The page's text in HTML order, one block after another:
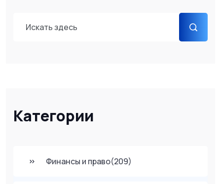
Категории
Финансы и право(209)